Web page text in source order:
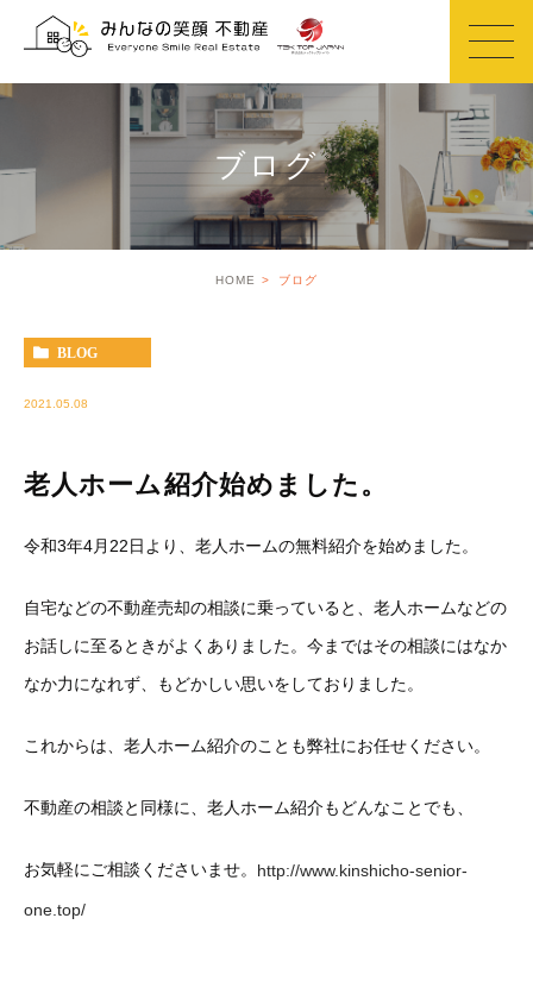
ブログ
HOME ブログ
BLOG
2021.05.08
老人ホーム紹介始めました。
令和3年4月22日より、老人ホームの無料紹介を始めました。
自宅などの不動産売却の相談に乗っていると、老人ホームなどの
お話しに至るときがよくありました。今まではその相談にはなか
なか力になれず、もどかしい思いをしておりました。
これからは、老人ホーム紹介のことも弊社にお任せください。
不動産の相談と同様に、老人ホーム紹介もどんなことでも、
お気軽にご相談くださいませ。 http://www.kinshicho-senior-
one.top/